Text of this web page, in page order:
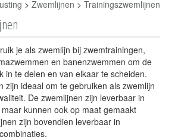
> Zwemlijnen > Trainingszwemlijnen
je als zwemlijn bij zwemtrainingen,
en banenzwemmen om de
in te delen en van elkaar te scheiden.
zijn ideaal om te gebruiken als zwemlijn
De zwemlijnen zijn leverbaar in
kunnen ook op maat gemaakt
zijn bovendien leverbaar in